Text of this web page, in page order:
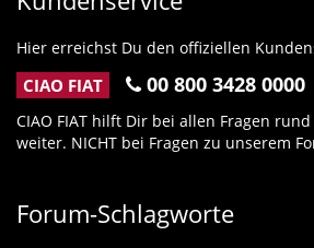
Hier erreichst Du den offiziellen
CIAO FIAT 00 800 3428 0000
CIAO FIAT hilft Dir bei allen Fragen
weiter. NICHT bei Fragen zu unserem
Forum-Schlagworte